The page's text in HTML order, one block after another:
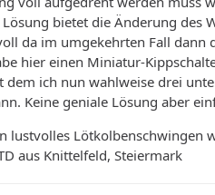
Lösung bietet die Änderung des
da im umgekehrten Fall dann
hier einen Miniatur-
dem ich nun wahlweise drei
Keine geniale Lösung aber
lustvolles Lötkolbenschwingen
aus Knittelfeld, Steiermark